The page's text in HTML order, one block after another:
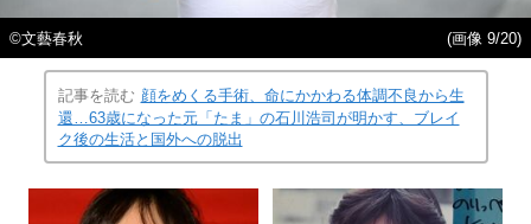
©︎文藝春秋 (画像 9/20)
記事を読む 顔をめくる手術、命にかかわる体調不良から生
還…63歳になった元「たま」の石川浩司が明かす、ブレイ
ク後の生活と国外への脱出